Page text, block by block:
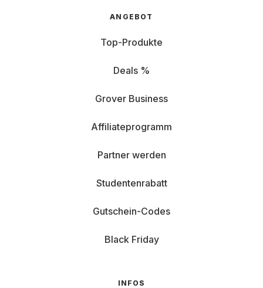
ANGEBOT
Top-Produkte
Deals %
Grover Business
Affiliateprogramm
Partner werden
Studentenrabatt
Gutschein-Codes
Black Friday
INFOS